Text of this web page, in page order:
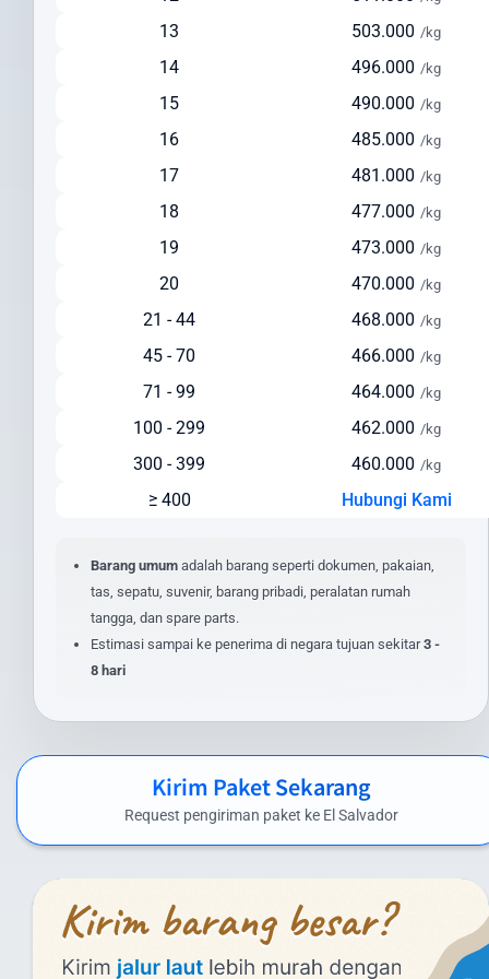
Ideal untuk pengiriman reguler dengan biaya lebih terjangkau
Pilihan ekonomis untuk pengiriman dalam jumlah besar
Cocok untuk barang berat di atas 150 kg
Cek Ongkir ke El Salvador Dengan Mudah
Sebelum mengirim paket, lakukan cek ongkir ke El Salvador untuk
menyediakan kalkulator tarif yang akurat dan transparan pada
Faktor yang memengaruhi biaya pengiriman ke El Salvador
Berat dan dimensi paket
Lokasi pengiriman dan penerimaan
Layanan tambahan yang dipilih
Untuk mendapatkan estimasi biaya yang akurat, masukkan detail
pengiriman Anda pada kalkulator biaya di website kami. Anda juga
dapat menghubungi tim layanan pelanggan kami untuk
penawaran khusus pengiriman dalam jumlah besar atau barang
dengan spesifikasi khusus.
Kompetitif
Intrasia.id menawarkan biaya kirim paket ke El Salvador yang
kompetitif tanpa mengorbankan kualitas layanan. Berikut
menggunakan layanan kami:
Layanan Udara (Express):
Di bawah 1 kg: mulai dari Rp 1.581.000
13 503.000 /kg
14 496.000 /kg
15 490.000 /kg
16 485.000 /kg
17 481.000 /kg
18 477.000 /kg
19 473.000 /kg
20 470.000 /kg
21 - 44 468.000 /kg
45 - 70 466.000 /kg
71 - 99 464.000 /kg
100 - 299 462.000 /kg
300 - 399 460.000 /kg
≥ 400 Hubungi Kami
Barang umum adalah barang seperti dokumen, pakaian,
tas, sepatu, suvenir, barang pribadi, peralatan rumah
tangga, dan spare parts.
Estimasi sampai ke penerima di negara tujuan sekitar3 -
8 hari
Kirim Paket Sekarang
Request pengiriman paket ke El Salvador